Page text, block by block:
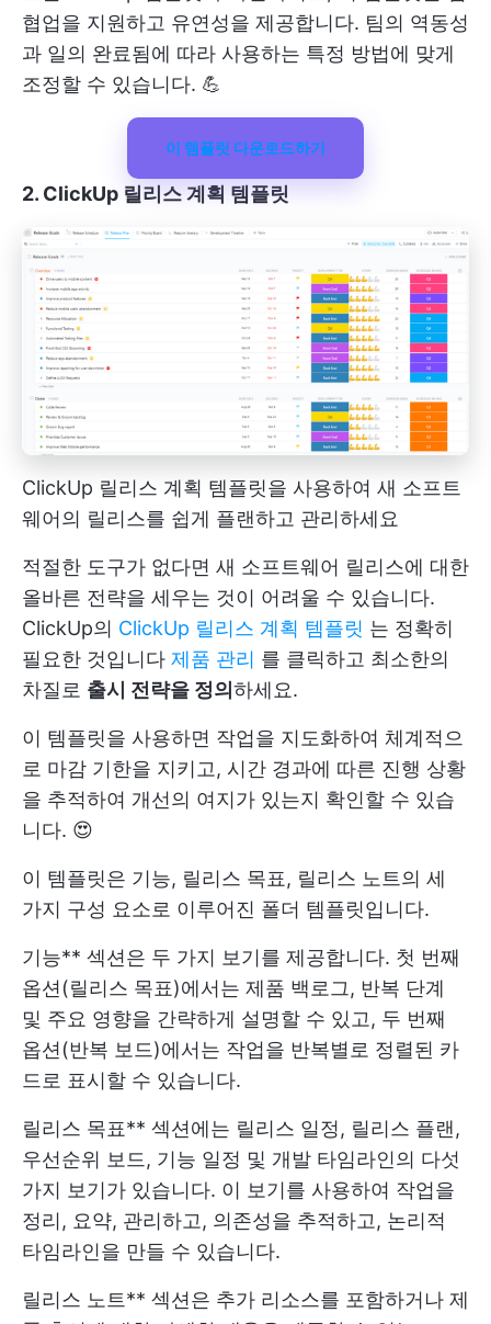
협업을 지원하고 유연성을 제공합니다. 팀의 역동성
과 일의 완료됨에 따라 사용하는 특정 방법에 맞게
조정할 수 있습니다. 💪
이 템플릿 다운로드하기
2. ClickUp 릴리스 계획 템플릿
ClickUp 릴리스 계획 템플릿을 사용하여 새 소프트
웨어의 릴리스를 쉽게 플랜하고 관리하세요
적절한 도구가 없다면 새 소프트웨어 릴리스에 대한
올바른 전략을 세우는 것이 어려울 수 있습니다.
ClickUp의 ClickUp 릴리스 계획 템플릿 는 정확히
필요한 것입니다 제품 관리 를 클릭하고 최소한의
차질로 출시 전략을 정의하세요.
이 템플릿을 사용하면 작업을 지도화하여 체계적으
로 마감 기한을 지키고, 시간 경과에 따른 진행 상황
을 추적하여 개선의 여지가 있는지 확인할 수 있습
니다. 😍
이 템플릿은 기능, 릴리스 목표, 릴리스 노트의 세
가지 구성 요소로 이루어진 폴더 템플릿입니다.
기능** 섹션은 두 가지 보기를 제공합니다. 첫 번째
옵션(릴리스 목표)에서는 제품 백로그, 반복 단계
및 주요 영향을 간략하게 설명할 수 있고, 두 번째
옵션(반복 보드)에서는 작업을 반복별로 정렬된 카
드로 표시할 수 있습니다.
릴리스 목표** 섹션에는 릴리스 일정, 릴리스 플랜,
우선순위 보드, 기능 일정 및 개발 타임라인의 다섯
가지 보기가 있습니다. 이 보기를 사용하여 작업을
정리, 요약, 관리하고, 의존성을 추적하고, 논리적
타임라인을 만들 수 있습니다.
릴리스 노트** 섹션은 추가 리소스를 포함하거나 제